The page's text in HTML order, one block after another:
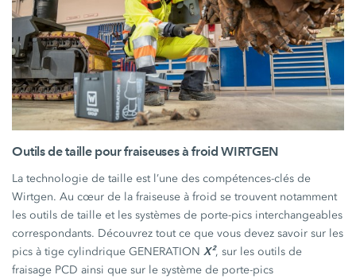
Outils de taille pour fraiseuses à froid WIRTGEN
La technologie de taille est l’une des compétences-clés de
Wirtgen. Au cœur de la fraiseuse à froid se trouvent notamment
les outils de taille et les systèmes de porte-pics interchangeables
correspondants. Découvrez tout ce que vous devez savoir sur les
pics à tige cylindrique GENERATIONX², sur les outils de
fraisage PCD ainsi que sur le système de porte-pics